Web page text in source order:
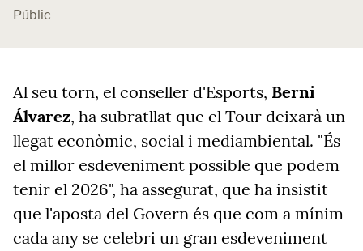
Públic
Al seu torn, el conseller d'Esports, Berni
Álvarez, ha subratllat que el Tour deixarà un
llegat econòmic, social i mediambiental. "És
el millor esdeveniment possible que podem
tenir el 2026", ha assegurat, que ha insistit
que l'aposta del Govern és que com a mínim
cada any se celebri un gran esdeveniment